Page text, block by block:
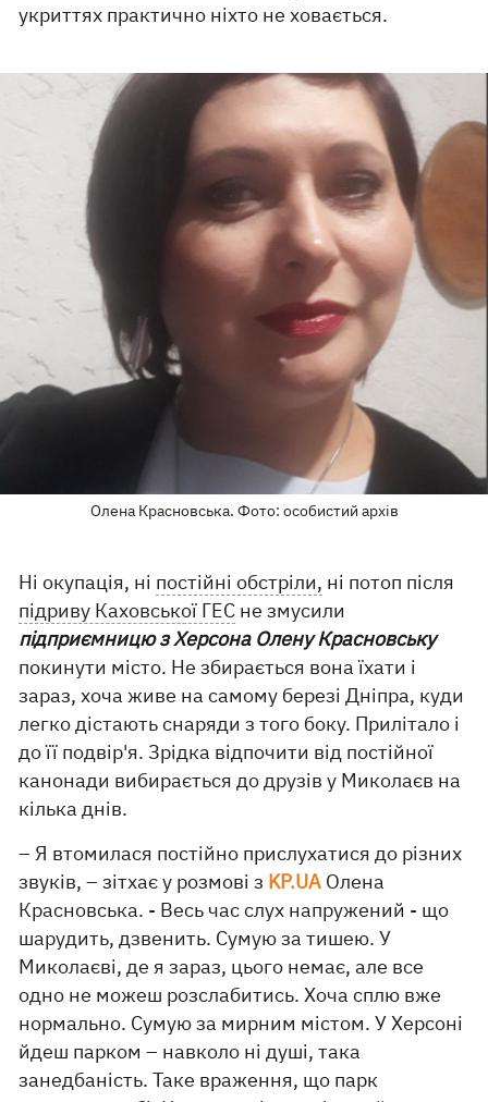
укриттях практично ніхто не ховається.
Олена Красновська. Фото: особистий архів
Ні окупація, ні постійні обстріли, ні потоп після
підриву Каховської ГЕС не змусили
підприємницю з Херсона Олену Красновську
покинути місто. Не збирається вона їхати і
зараз, хоча живе на самому березі Дніпра, куди
легко дістають снаряди з того боку. Прилітало і
до її подвір'я. Зрідка відпочити від постійної
канонади вибирається до друзів у Миколаєв на
кілька днів.
– Я втомилася постійно прислухатися до різних
звуків, – зітхає у розмові з KP.UA Олена
Красновська. - Весь час слух напружений - що
шарудить, дзвенить. Сумую за тишею. У
Миколаєві, де я зараз, цього немає, але все
одно не можеш розслабитись. Хоча сплю вже
нормально. Сумую за мирним містом. У Херсоні
йдеш парком – навколо ні душі, така
занедбаність. Таке враження, що парк